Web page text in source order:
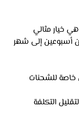
خيار مثالي
أسبوعين إلى شهر
خاصة للشحنات
التكلفة